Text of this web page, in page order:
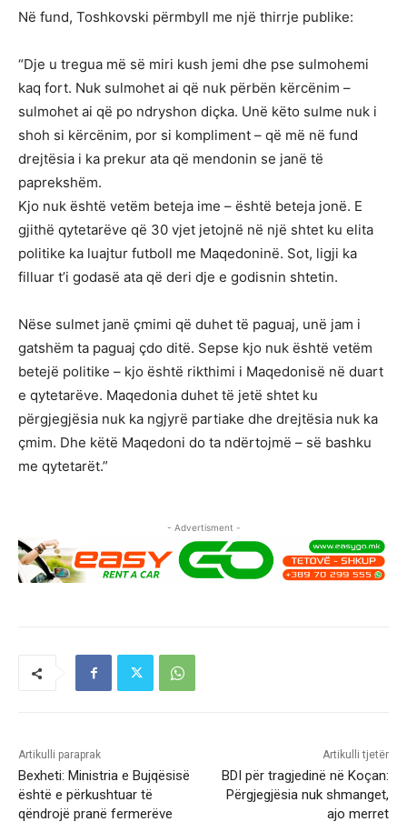
Në fund, Toshkovski përmbyll me një thirrje publike:
“Dje u tregua më së miri kush jemi dhe pse sulmohemi
kaq fort. Nuk sulmohet ai që nuk përbën kërcënim –
sulmohet ai që po ndryshon diçka. Unë këto sulme nuk i
shoh si kërcënim, por si kompliment – që më në fund
drejtësia i ka prekur ata që mendonin se janë të
paprekshëm.
Kjo nuk është vetëm beteja ime – është beteja jonë. E
gjithë qytetarëve që 30 vjet jetojnë në një shtet ku elita
politike ka luajtur futboll me Maqedoninë. Sot, ligji ka
filluar t’i godasë ata që deri dje e godisnin shtetin.
Nëse sulmet janë çmimi që duhet të paguaj, unë jam i
gatshëm ta paguaj çdo ditë. Sepse kjo nuk është vetëm
betejë politike – kjo është rikthimi i Maqedonisë në duart
e qytetarëve. Maqedonia duhet të jetë shtet ku
përgjegjësia nuk ka ngjyrë partiake dhe drejtësia nuk ka
çmim. Dhe këtë Maqedoni do ta ndërtojmë – së bashku
me qytetarët.”
- Advertisment -
Artikulli paraprak
Bexheti: Ministria e Bujqësisë
është e përkushtuar të
qëndrojë pranë fermerëve
Artikulli tjetër
BDI për tragjedinë në Koçan:
Përgjegjësia nuk shmanget,
ajo merret